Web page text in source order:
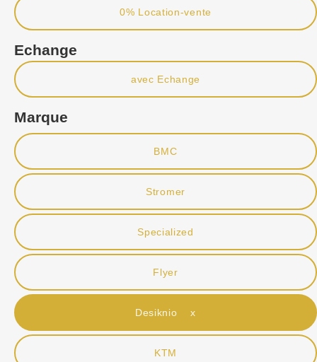
0% Location-vente
Echange
avec Echange
Marque
BMC
Stromer
Specialized
Flyer
Desiknio x
KTM